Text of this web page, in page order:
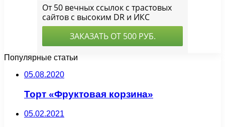
Популярные статьи
05.08.2020
Торт «Фруктовая корзина»
05.02.2021